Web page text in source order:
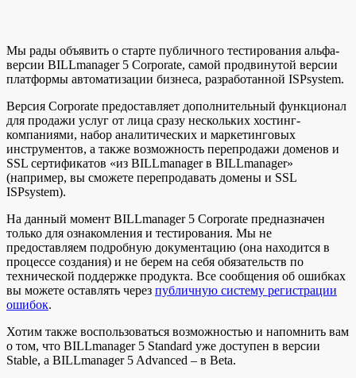
Мы рады объявить о старте публичного тестирования альфа-
версии BILLmanager 5 Corporate, самой продвинутой версии
платформы автоматизации бизнеса, разработанной ISPsystem.
Версия Corporate предоставляет дополнительный функционал
для продажи услуг от лица сразу нескольких хостинг-
компаниями, набор аналитических и маркетинговых
инструментов, а также возможность перепродажи доменов и
SSL сертификатов «из BILLmanager в BILLmanager»
(например, вы сможете перепродавать домены и SSL
ISPsystem).
На данный момент BILLmanager 5 Corporate предназначен
только для ознакомления и тестирования. Мы не
предоставляем подробную документацию (она находится в
процессе создания) и не берем на себя обязательств по
технической поддержке продукта. Все сообщения об ошибках
вы можете оставлять через публичную систему регистрации
ошибок.
Хотим также воспользоваться возможностью и напомнить вам
о том, что BILLmanager 5 Standard уже доступен в версии
Stable, а BILLmanager 5 Advanced – в Beta.